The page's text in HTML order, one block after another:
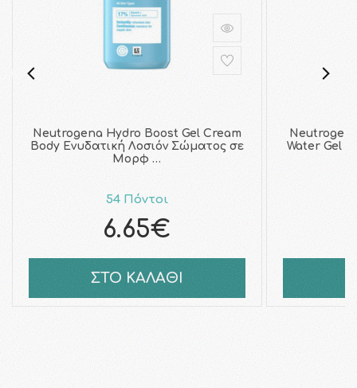
Neutrogena Hydro Boost Gel Cream
Body Ενυδατική Λοσιόν Σώματος σε
Μορφ …
54 Πόντοι
6.65€
ΣΤΟ ΚΑΛΑΘΙ
Water Gel